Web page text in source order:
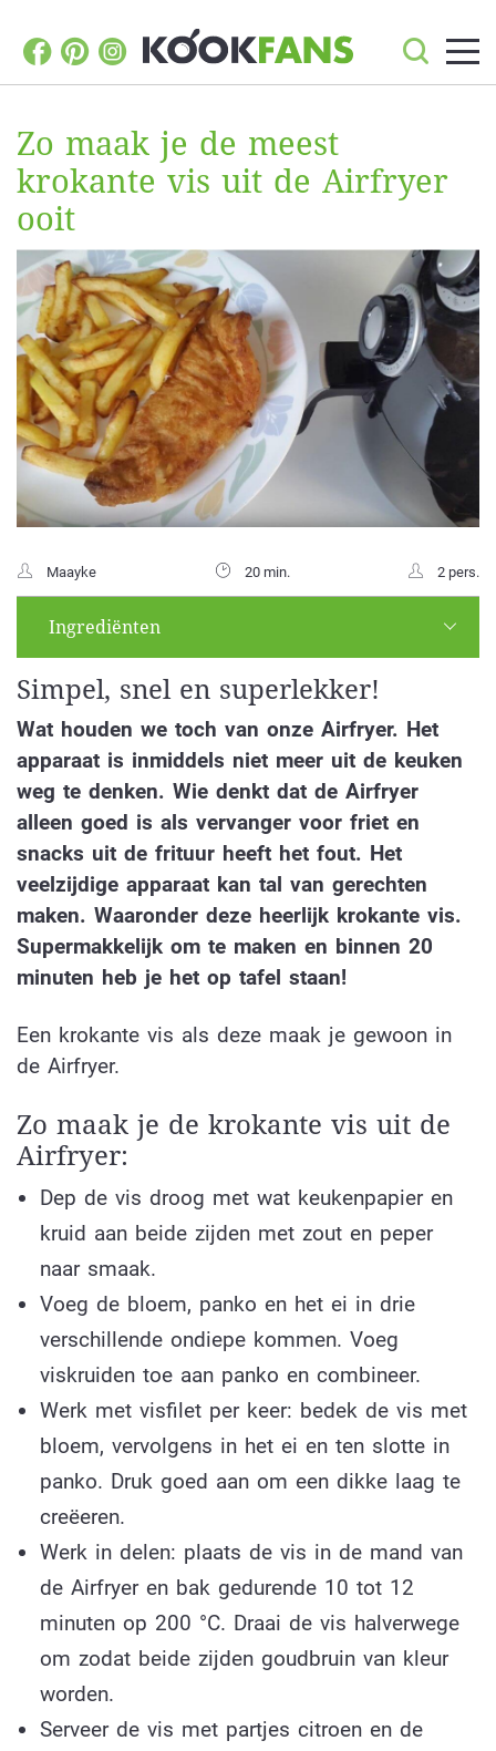
Zo maak je de meest
krokante vis uit de Airfryer
ooit
Maayke 20 min. 2 pers.
Ingrediënten
Simpel, snel en superlekker!
Wat houden we toch van onze Airfryer. Het
apparaat is inmiddels niet meer uit de keuken
weg te denken. Wie denkt dat de Airfryer
alleen goed is als vervanger voor friet en
snacks uit de frituur heeft het fout. Het
veelzijdige apparaat kan tal van gerechten
maken. Waaronder deze heerlijk krokante vis.
Supermakkelijk om te maken en binnen 20
minuten heb je het op tafel staan!
Een krokante vis als deze maak je gewoon in
de Airfryer.
Zo maak je de krokante vis uit de
Airfryer:
Dep de vis droog met wat keukenpapier en
kruid aan beide zijden met zout en peper
naar smaak.
Voeg de bloem, panko en het ei in drie
verschillende ondiepe kommen. Voeg
viskruiden toe aan panko en combineer.
Werk met visfilet per keer: bedek de vis met
bloem, vervolgens in het ei en ten slotte in
panko. Druk goed aan om een dikke laag te
creëeren.
Werk in delen: plaats de vis in de mand van
de Airfryer en bak gedurende 10 tot 12
minuten op 200 °C. Draai de vis halverwege
om zodat beide zijden goudbruin van kleur
worden.
Serveer de vis met partjes citroen en de